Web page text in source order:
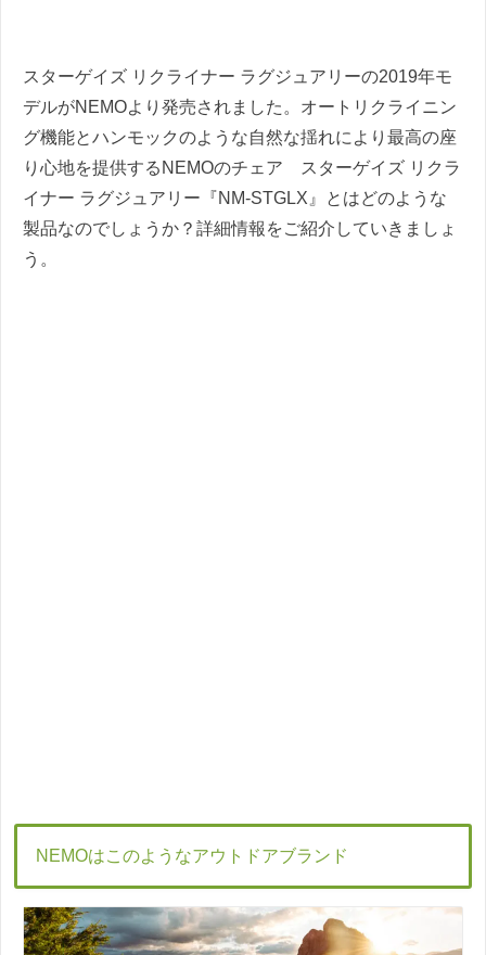
スターゲイズ リクライナー ラグジュアリーの2019年モ
デルがNEMOより発売されました。オートリクライニン
グ機能とハンモックのような自然な揺れにより最高の座
り心地を提供するNEMOのチェア スターゲイズ リクラ
イナー ラグジュアリー『NM‐STGLX』とはどのような
製品なのでしょうか？詳細情報をご紹介していきましょ
う。
NEMOはこのようなアウトドアブランド